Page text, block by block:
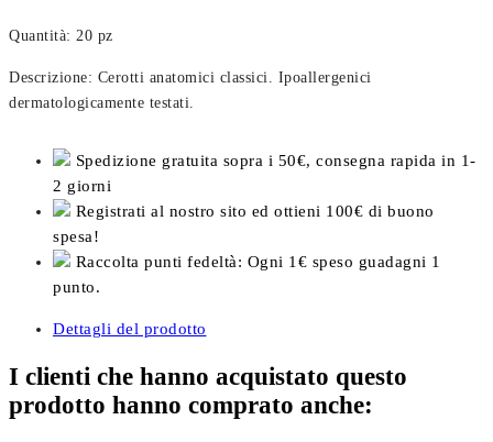
Quantità: 20 pz
Descrizione: Cerotti anatomici classici. Ipoallergenici
dermatologicamente testati.
Spedizione gratuita sopra i 50€, consegna rapida in 1-
2 giorni
Registrati al nostro sito ed ottieni 100€ di buono
spesa!
Raccolta punti fedeltà: Ogni 1€ speso guadagni 1
punto.
Dettagli del prodotto
I clienti che hanno acquistato questo
prodotto hanno comprato anche: